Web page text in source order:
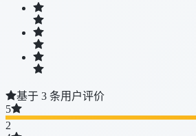
基于 3 条用户评价
5
2